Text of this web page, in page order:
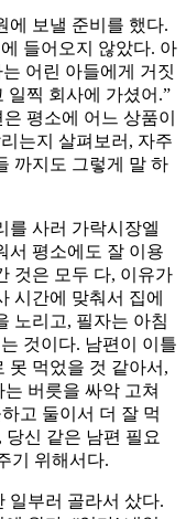
에 보낼 준비를 했다.
들어오지 않았다. 아
어린 아들에게 거짓
일찍 회사에 가셨어.”
평소에 어느 상품이
는지 살펴보러, 자주
까지도 그렇게 말 하
를 사러 가락시장엘
서 평소에도 잘 이용
것은 모두 다, 이유가
시간에 맞춰서 집에
노리고, 필자는 아침
것이다. 남편이 이틀
못 먹었을 것 같아서,
버릇을 싸악 고쳐
고 둘이서 더 잘 먹
당신 같은 남편 필요
기 위해서다.
일부러 골라서 샀다.